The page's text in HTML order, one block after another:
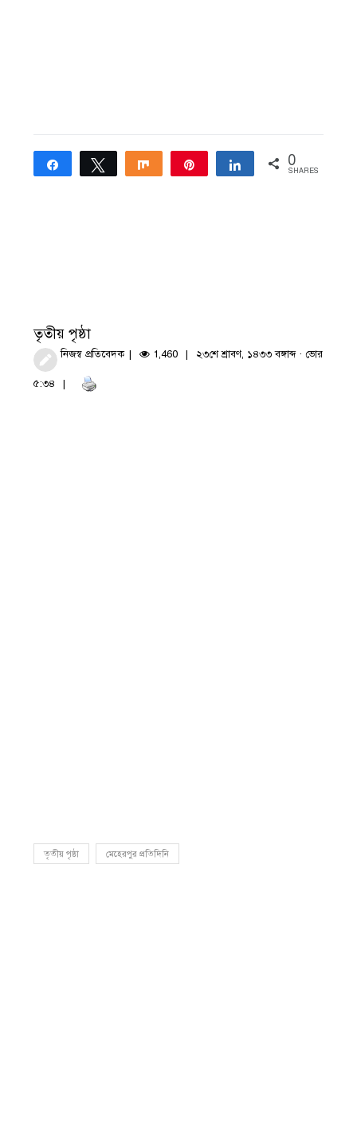
Share Tweet Share Share 0
SHARES
তৃতীয় পৃষ্ঠা
নিজস্ব প্রতিবেদক 1,460 ২৩শে শ্রাবণ, ১৪৩৩ বঙ্গাব্দ · ভোর
৫:৩৪
তৃতীয় পৃষ্ঠা মেহেরপুর প্রতিদিনি